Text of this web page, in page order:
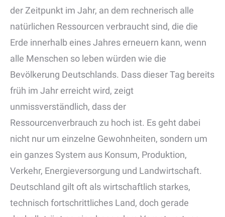
der Zeitpunkt im Jahr, an dem rechnerisch alle
natürlichen Ressourcen verbraucht sind, die die
Erde innerhalb eines Jahres erneuern kann, wenn
alle Menschen so leben würden wie die
Bevölkerung Deutschlands. Dass dieser Tag bereits
früh im Jahr erreicht wird, zeigt
unmissverständlich, dass der
Ressourcenverbrauch zu hoch ist. Es geht dabei
nicht nur um einzelne Gewohnheiten, sondern um
ein ganzes System aus Konsum, Produktion,
Verkehr, Energieversorgung und Landwirtschaft.
Deutschland gilt oft als wirtschaftlich starkes,
technisch fortschrittliches Land, doch gerade